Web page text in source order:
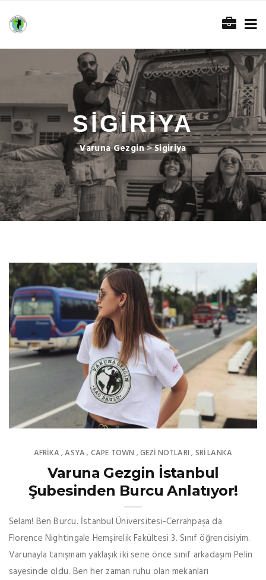
SIGIRIYA
Varuna Gezgin>Sigiriya
AFRIKA ,ASYA , CAPE TOWN ,GEZI NOTLARI , SRI LANKA
Varuna Gezgin İstanbul
Şubesinden Burcu Anlatıyor!
Selam! Ben Burcu. İstanbul Üniversitesi-Cerrahpaşa da
Florence Nightingale Hemşirelik Fakültesi 3. Sınıf öğrencisiyim.
Varunayla tanışmam yaklaşık iki sene önce sınıf arkadaşım Pelin
sayesinde oldu. Ben her zaman ruhu olan mekanları